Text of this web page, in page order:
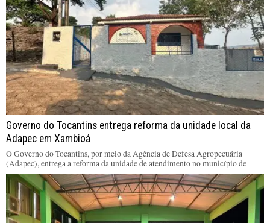
Governo do Tocantins entrega reforma da unidade local da
Adapec em Xambioá
O Governo do Tocantins, por meio da Agência de Defesa Agropecuária
(Adapec), entrega a reforma da unidade de atendimento no município de